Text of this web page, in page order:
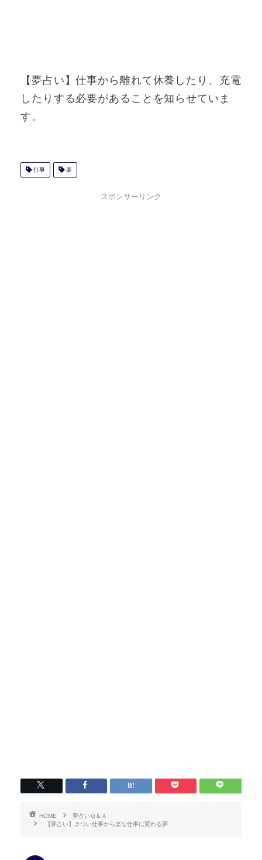
【夢占い】仕事から離れて休養したり、充電
したりする必要があることを知らせていま
す。
仕事 楽
スポンサーリンク
HOME
夢占いＱ＆Ａ
【夢占い】きつい仕事から楽な仕事に変わる夢